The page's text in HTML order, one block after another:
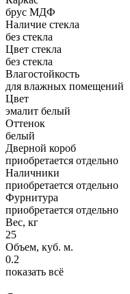
брус МДФ
Наличие стекла
без стекла
Цвет стекла
без стекла
Влагостойкость
для влажных помещений
Цвет
эмалит белый
Оттенок
белый
Дверной короб
приобретается отдельно
Наличники
приобретается отдельно
Фурнитура
приобретается отдельно
Вес, кг
25
Объем, куб. м.
0.2
показать всё